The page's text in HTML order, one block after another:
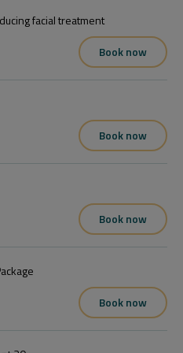
és mi visszahivjuk,ha
facial treatment
Book now
Book now
Book now
Book now